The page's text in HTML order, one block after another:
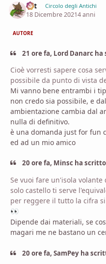
Lyt Circolo degli Antichi
18 Dicembre 20214 anni
AUTORE
21 ore fa, Lord Danarc
Cioè vorresti sapere cosa
possibile da punto di vista
Mi vanno bene entrambi i
non credo sia possibile, e
ambientazione cambia dal
nulla di definitivo.
è una domanda just for fun
ed ad un mio amico
20 ore fa, Minsc ha
Se vuoi fare un'isola
solo castello ti serve
per reggere il tutto la cifra
👀
Dipende dai materiali, se
magari me ne bastano un
20 ore fa, SamPey ha